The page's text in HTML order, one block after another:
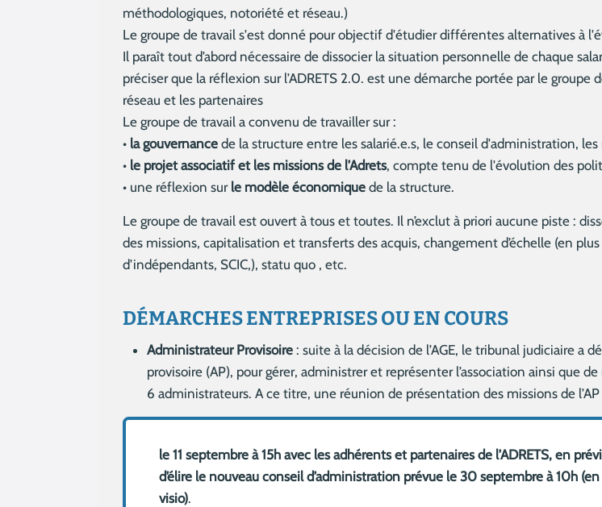
méthodologiques, notoriété et réseau.)
Le groupe de travail s'est donné pour objectif d'étudier différentes alternatives à
Il paraît tout d’abord nécessaire de dissocier la situation personnelle de chaque
préciser que la réflexion sur l’ADRETS 2.0. est une démarche portée par le groupe
réseau et les partenaires
Le groupe de travail a convenu de travailler sur :
• la gouvernance de la structure entre les salarié.e.s, le conseil d'administration,
• le projet associatif et les missions de l’Adrets, compte tenu de l'évolution des
• une réflexion sur le modèle économique de la structure.
Le groupe de travail est ouvert à tous et toutes. Il n’exclut à priori aucune piste :
des missions, capitalisation et transferts des acquis, changement d’échelle (en
d’indépendants, SCIC,), statu quo , etc.
DÉMARCHES ENTREPRISES OU EN COURS
Administrateur Provisoire : suite à la décision de l’AGE, le tribunal judiciaire a
provisoire (AP), pour gérer, administrer et représenter l’association ainsi que
6 administrateurs. A ce titre, une réunion de présentation des missions de
le 11 septembre à 15h avec les adhérents et partenaires de l’ADRETS, en
d’élire le nouveau conseil d’administration prévue le 30 septembre à 10h
visio).